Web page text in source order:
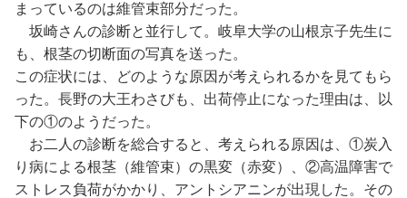
まっているのは維管束部分だった。
坂崎さんの診断と並行して。岐阜大学の山根京子先生に
も、根茎の切断面の写真を送った。
この症状には、どのような原因が考えられるかを見てもら
った。長野の大王わさびも、出荷停止になった理由は、以
下の①のようだった。
お二人の診断を総合すると、考えられる原因は、①炭入
り病による根茎（維管束）の黒変（赤変）、②高温障害で
ストレス負荷がかかり、アントシアニンが出現した。その